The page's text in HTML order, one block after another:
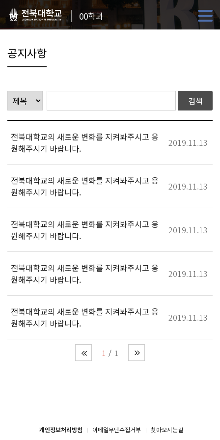
00학과
공지사항
전북대학교의 새로운 변화를 지켜봐주시고 응
원해주시기 바랍니다.
2019.11.13
전북대학교의 새로운 변화를 지켜봐주시고 응
원해주시기 바랍니다.
2019.11.13
전북대학교의 새로운 변화를 지켜봐주시고 응
원해주시기 바랍니다.
2019.11.13
전북대학교의 새로운 변화를 지켜봐주시고 응
원해주시기 바랍니다.
2019.11.13
전북대학교의 새로운 변화를 지켜봐주시고 응
원해주시기 바랍니다.
2019.11.13
1 1
개인정보처리방침 이메일무단수집거부 찾아오시는길